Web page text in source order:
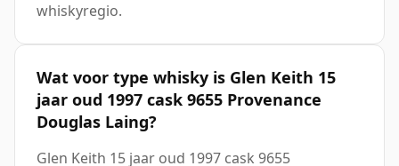
whiskyregio.
Wat voor type whisky is Glen Keith 15
jaar oud 1997 cask 9655 Provenance
Douglas Laing?
Glen Keith 15 jaar oud 1997 cask 9655